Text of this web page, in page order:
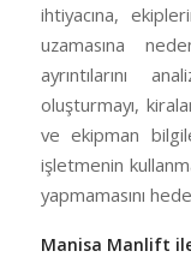
ihtiyacına,
uzamasına
ayrıntılarını
oluşturmayı,
ve ekipman
işletmenin
yapmamasını
Manisa Manlift